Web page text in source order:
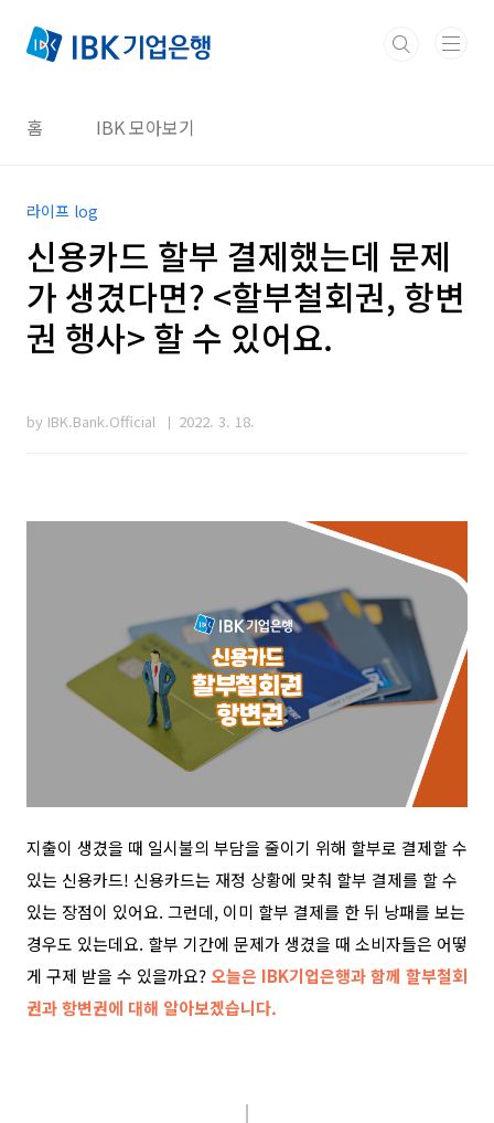
홈 IBK 모아보기
라이프 log
신용카드 할부 결제했는데 문제
가 생겼다면? <할부철회권, 항변
권 행사> 할 수 있어요.
by IBK.Bank.Official 2022. 3. 18.
지출이 생겼을 때 일시불의 부담을 줄이기 위해 할부로 결제할 수
있는 신용카드! 신용카드는 재정 상황에 맞춰 할부 결제를 할 수
있는 장점이 있어요. 그런데, 이미 할부 결제를 한 뒤 낭패를 보는
경우도 있는데요. 할부 기간에 문제가 생겼을 때 소비자들은 어떻
게 구제 받을 수 있을까요?오늘은 IBK기업은행과 함께 할부철회
권과 항변권에 대해 알아보겠습니다.